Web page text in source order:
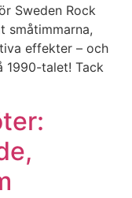
Sweden Rock
småtimmarna,
effekter – och
1990-talet! Tack